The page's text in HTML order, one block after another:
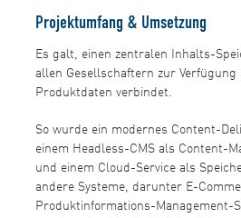
Projektumfang & Umsetzung
Es galt, einen zentralen Inhalts-
allen Gesellschaftern zur
Produktdaten verbindet.
So wurde ein modernes Content-
einem Headless-CMS als Content-
und einem Cloud-Service als
andere Systeme, darunter E-
Produktinformations-Management-